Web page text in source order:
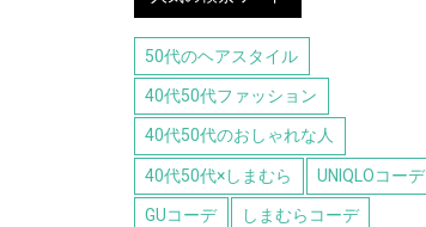
50代のヘアスタイル
40代50代ファッション
40代50代のおしゃれな人
40代50代×しまむら UNIQLOコーデ
GUコーデ しまむらコーデ